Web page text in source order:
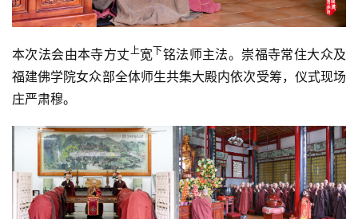
本次法会由本寺方丈上宽下铭法师主法。崇福寺常住大众及
福建佛学院女众部全体师生共集大殿内依次受筹，仪式现场
庄严肃穆。